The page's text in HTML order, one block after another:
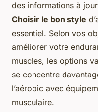
des informations à
Choisir le bon style
essentiel. Selon vos
améliorer votre
muscles, les options
se concentre
l’aérobic avec
musculaire.